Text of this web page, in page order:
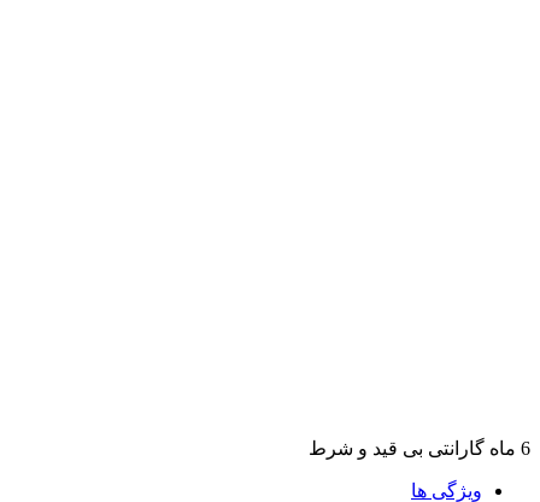
6 ماه گارانتی بی قید و شرط
ویژگی ها